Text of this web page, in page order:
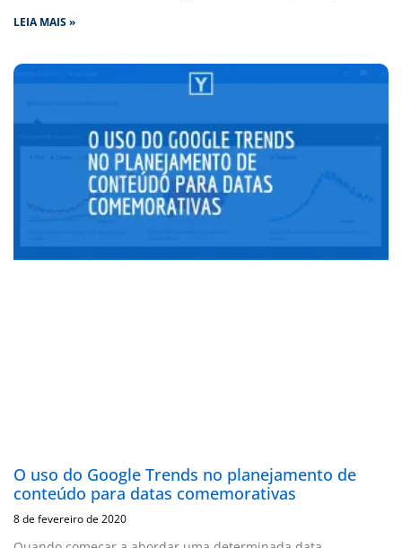
LEIA MAIS »
O uso do Google Trends no planejamento de
conteúdo para datas comemorativas
8 de fevereiro de 2020